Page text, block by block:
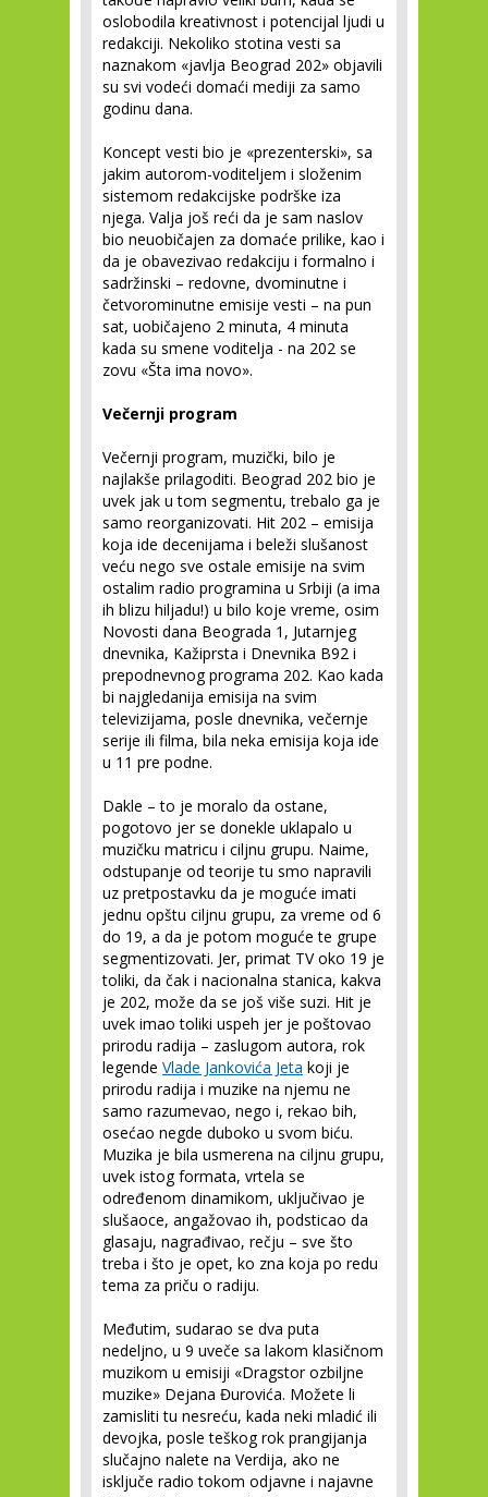
oslobodila kreativnost i potencijal ljudi u
redakciji. Nekoliko stotina vesti sa
naznakom «javlja Beograd 202» objavili
su svi vodeći domaći mediji za samo
godinu dana.
Koncept vesti bio je «prezenterski», sa
jakim autorom-voditeljem i složenim
sistemom redakcijske podrške iza
njega. Valja još reći da je sam naslov
bio neuobičajen za domaće prilike, kao i
da je obavezivao redakciju i formalno i
sadržinski – redovne, dvominutne i
četvorominutne emisije vesti – na pun
sat, uobičajeno 2 minuta, 4 minuta
kada su smene voditelja - na 202 se
zovu «Šta ima novo».
Večernji program
Večernji program, muzički, bilo je
najlakše prilagoditi. Beograd 202 bio je
uvek jak u tom segmentu, trebalo ga je
samo reorganizovati. Hit 202 – emisija
koja ide decenijama i beleži slušanost
veću nego sve ostale emisije na svim
ostalim radio programina u Srbiji (a ima
ih blizu hiljadu!) u bilo koje vreme, osim
Novosti dana Beograda 1, Jutarnjeg
dnevnika, Kažiprsta i Dnevnika B92 i
prepodnevnog programa 202. Kao kada
bi najgledanija emisija na svim
televizijama, posle dnevnika, večernje
serije ili filma, bila neka emisija koja ide
u 11 pre podne.
Dakle – to je moralo da ostane,
pogotovo jer se donekle uklapalo u
muzičku matricu i ciljnu grupu. Naime,
odstupanje od teorije tu smo napravili
uz pretpostavku da je moguće imati
jednu opštu ciljnu grupu, za vreme od 6
do 19, a da je potom moguće te grupe
segmentizovati. Jer, primat TV oko 19 je
toliki, da čak i nacionalna stanica, kakva
je 202, može da se još više suzi. Hit je
uvek imao toliki uspeh jer je poštovao
prirodu radija – zaslugom autora, rok
legende Vlade Jankovića Jeta koji je
prirodu radija i muzike na njemu ne
samo razumevao, nego i, rekao bih,
osećao negde duboko u svom biću.
Muzika je bila usmerena na ciljnu grupu,
uvek istog formata, vrtela se
određenom dinamikom, uključivao je
slušaoce, angažovao ih, podsticao da
glasaju, nagrađivao, rečju – sve što
treba i što je opet, ko zna koja po redu
tema za priču o radiju.
Međutim, sudarao se dva puta
nedeljno, u 9 uveče sa lakom klasičnom
muzikom u emisiji «Dragstor ozbiljne
muzike» Dejana Đurovića. Možete li
zamisliti tu nesreću, kada neki mladić ili
devojka, posle teškog rok prangijanja
slučajno nalete na Verdija, ako ne
isključe radio tokom odjavne i najavne